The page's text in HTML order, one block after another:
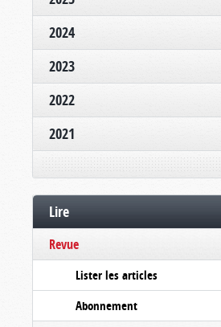
2024
2023
2022
2021
Lire
Revue
Lister les articles
Abonnement